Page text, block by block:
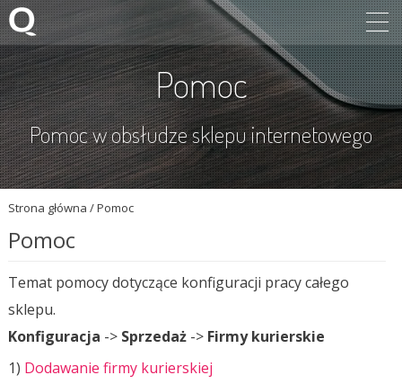
Pomoc
Pomoc w obsłudze sklepu internetowego
Strona główna /Pomoc
Pomoc
Temat pomocy dotyczące konfiguracji pracy całego
sklepu.
Konfiguracja -> Sprzedaż-> Firmy kurierskie
1) Dodawanie firmy kurierskiej